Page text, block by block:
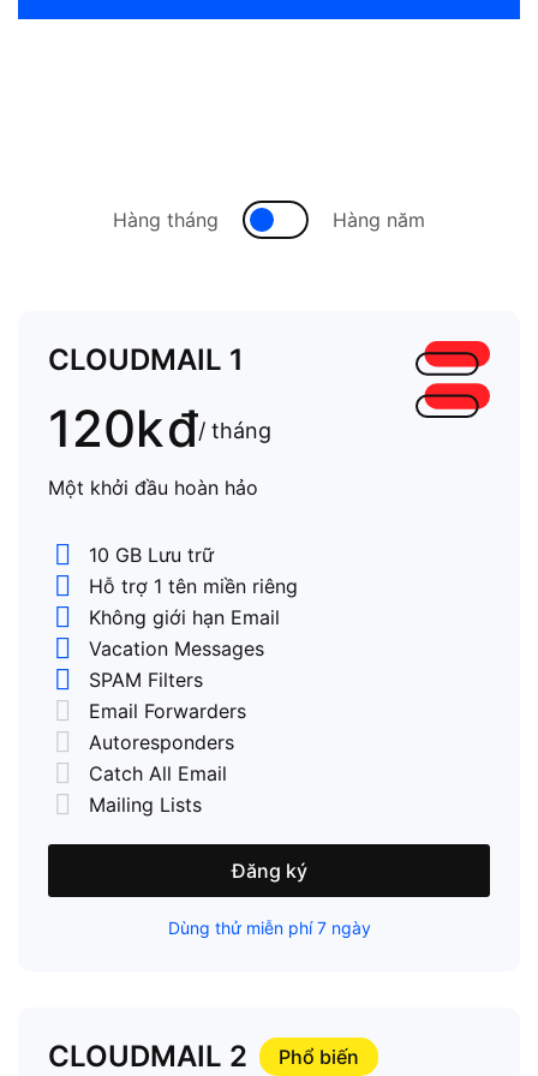
Hàng tháng Hàng năm
CLOUDMAIL 1
120kđ/ tháng
Một khởi đầu hoàn hảo
10 GB Lưu trữ
Hỗ trợ 1 tên miền riêng
Không giới hạn Email
Vacation Messages
SPAM Filters
Email Forwarders
Autoresponders
Catch All Email
Mailing Lists
Đăng ký
Dùng thử miễn phí 7 ngày
CLOUDMAIL 2 Phổ biến